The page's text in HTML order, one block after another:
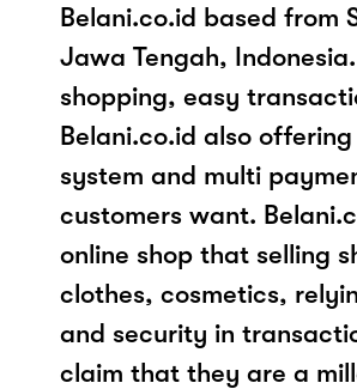
Belani.co.id based from
Jawa Tengah,
shopping, easy
Belani.co.id also
system and multi
customers want.
online shop that selling
clothes, cosmetics,
and security in
claim that they are a